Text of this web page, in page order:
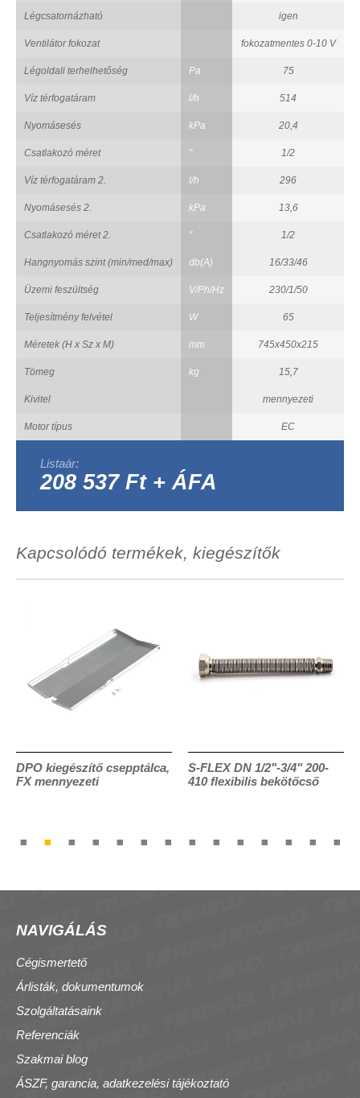
Légcsatornázható igen
Ventilátor fokozat fokozatmentes 0-10 V
Légoldali terhelhetőség Pa 75
Víz térfogatáram l/h 514
Nyomásesés kPa 20,4
Csatlakozó méret " 1/2
Víz térfogatáram 2. l/h 296
Nyomásesés 2. kPa 13,6
Csatlakozó méret 2. " 1/2
Hangnyomás szint (min/med/max) db(A) 16/33/46
Üzemi feszültség V/Ph/Hz 230/1/50
Teljesítmény felvétel W 65
Méretek (H x Sz x M) mm 745x450x215
Tömeg kg 15,7
Kivitel mennyezeti
Motor típus EC
Listaár:
208 537 Ft + ÁFA
Kapcsolódó termékek, kiegészítők
DPO kiegészítő csepptálca,
FX mennyezeti
S-FLEX DN 1/2"-3/4" 200-
410 flexibilis bekötőcső
NAVIGÁLÁS
Cégismertető
Árlisták, dokumentumok
Szolgáltatásaink
Referenciák
Szakmai blog
ÁSZF, garancia, adatkezelési tájékoztató